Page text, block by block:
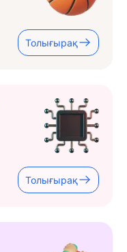
Толығырақ
Толығырақ